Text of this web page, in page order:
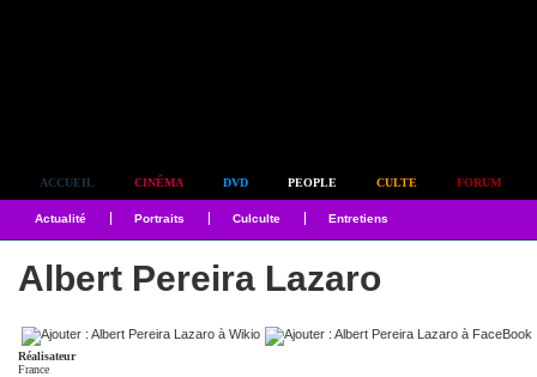
ACCUEIL CINÉMA DVD PEOPLE CULTE FORUM
Actualité Portraits Culculte Entretiens
Albert Pereira Lazaro
Réalisateur
France